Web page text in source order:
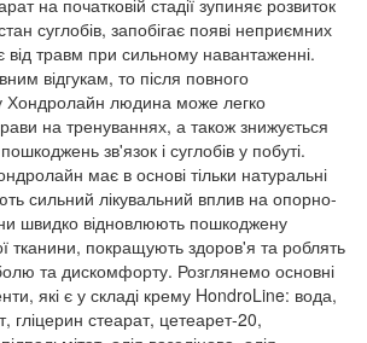
суглобів, запобігає появі неприємних
травм при сильному навантаженні.
відгукам, то після повного
Хондролайн людина може легко
на тренуваннях, а також знижується
зв'язок і суглобів у побуті.
має в основі тільки натуральні
сильний лікувальний вплив на опорно-
швидко відновлюють пошкоджену
тканини, покращують здоров'я та роблять
та дискомфорту. Розглянемо основні
які є у складі крему HondroLine: вода,
гліцерин стеарат, цетеарет-20,